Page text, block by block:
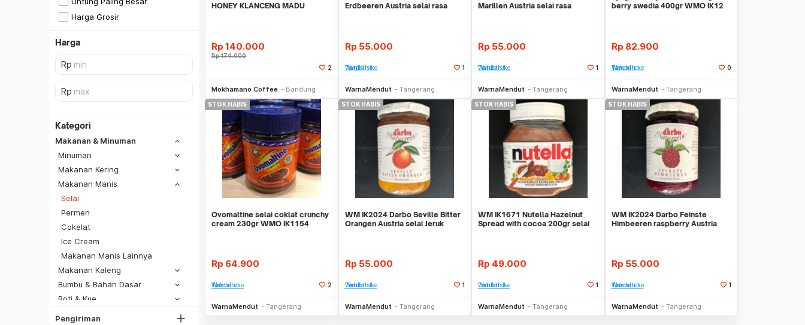
Harga Grosir
Harga
Kategori
Makanan & Minuman
Minuman
Makanan Kering
Makanan Manis
Selai
Permen
Cokelat
Ice Cream
Makanan Manis Lainnya
Makanan Kaleng
Bumbu & Bahan Dasar
Roti & Kue
Pengiriman
SiCepat REG
SiCepat BEST
SiCepat Gokil
SiCepat Halu
Lihat Semua
DKI Jakarta
Tangerang
Bekasi
Bogor
HONEY KLANCENG MADU
Rp 140.000
Rp174.000
2
Mokhamano Coffee Bandung
Erdbeeren Austria selai rasa
Rp 55.000
Tambah ke Watchlist 1
WarnaMendut Tangerang
Marillen Austria selai rasa
Rp 55.000
Tambah ke Watchlist 1
WarnaMendut Tangerang
berry swedia 400gr WMO IK12
Rp 82.900
Tambah ke Watchlist 0
WarnaMendut Tangerang
STOK HABIS
Ovomaltine selai coklat crunchy
cream 230gr WMO IK1154
Rp 64.900
Tambah ke Watchlist 2
WarnaMendut Tangerang
STOK HABIS
WM IK2024 Darbo Seville Bitter
Orangen Austria selai Jeruk
Rp 55.000
Tambah ke Watchlist 1
WarnaMendut Tangerang
STOK HABIS
WM IK1671 Nutella Hazelnut
Spread with cocoa 200gr selai
Rp 49.000
Tambah ke Watchlist 1
WarnaMendut Tangerang
STOK HABIS
WM IK2024 Darbo Feinste
Himbeeren raspberry Austria
Rp 55.000
Tambah ke Watchlist 1
WarnaMendut Tangerang